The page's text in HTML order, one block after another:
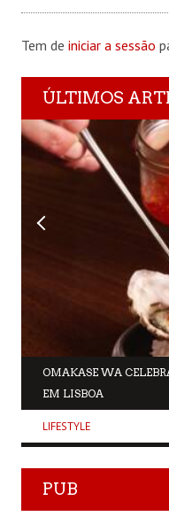
Tem de iniciar a sessão
ÚLTIMOS
OMAKASE WA
EM LISBOA
LIFESTYLE
PUB